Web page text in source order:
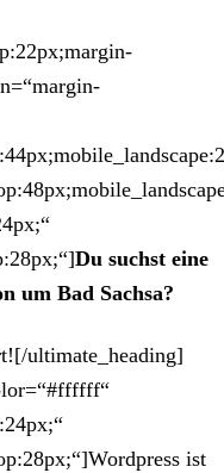
Du suchst eine
um Bad Sachsa?
ultimate_heading]
ist